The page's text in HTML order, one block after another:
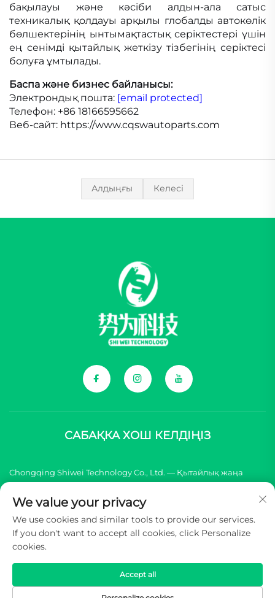
бақылауы және кәсіби алдын-ала сатыс
техникалық қолдауы арқылы глобалды автокөлік
бөлшектерінің ынтымақтастық серіктестері үшін
ең сенімді қытайлық жеткізу тізбегінің серіктесі
болуға ұмтылады.
Баспа және бизнес байланысы:
Электрондық пошта: [email protected]
Телефон: +86 18166595662
Веб-сайт: https://www.cqswautoparts.com
Алдыңғы Келесі
САБАҚКА ХОШ КЕЛДІҢІЗ
Chongqing Shiwei Technology Co., Ltd. — Қытайлық жаңа
компоненттерді жеткізумен айналысады.
Copyright © 2026 Chongqing Shiwei Technology Co.,Ltd.
We value your privacy
We use cookies and similar tools to provide our services.
If you don't want to accept all cookies, click Personalize
cookies.
Accept all